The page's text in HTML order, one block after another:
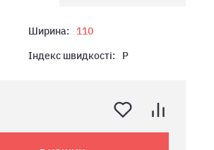
Ширина:
110
Індекс швидкості: P